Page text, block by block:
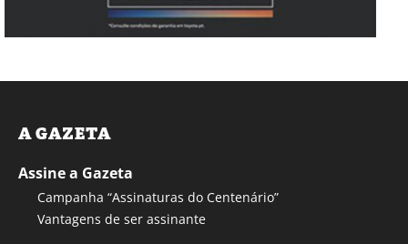
A GAZETA
Assine a Gazeta
Campanha “Assinaturas do Centenário”
Vantagens de ser assinante